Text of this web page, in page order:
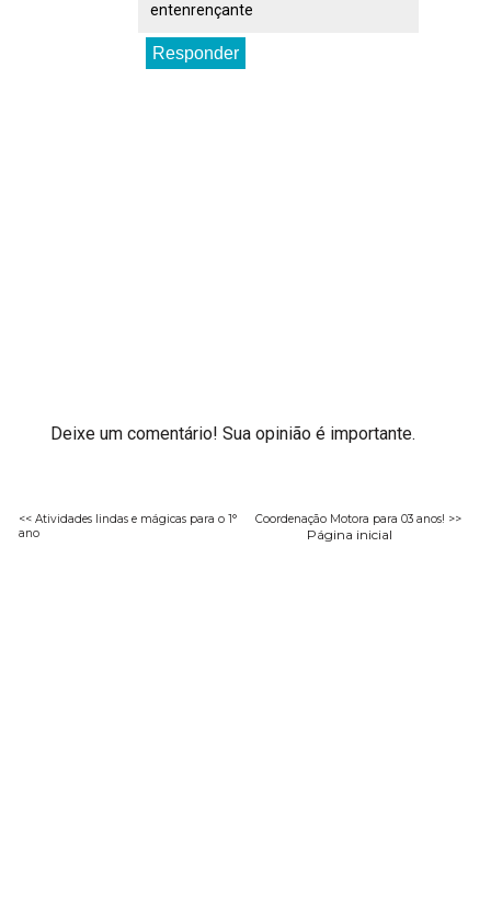
entenrençante
Responder
Deixe um comentário! Sua opinião é importante.
<< Atividades lindas e mágicas para o 1°
ano
Coordenação Motora para 03 anos! >>
Página inicial